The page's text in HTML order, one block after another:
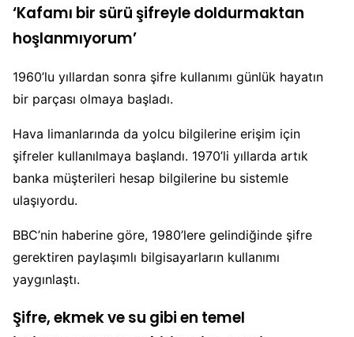
‘Kafamı bir sürü şifreyle doldurmaktan
hoşlanmıyorum’
1960’lu yıllardan sonra şifre kullanımı günlük hayatın
bir parçası olmaya başladı.
Hava limanlarında da yolcu bilgilerine erişim için
şifreler kullanılmaya başlandı. 1970’li yıllarda artık
banka müşterileri hesap bilgilerine bu sistemle
ulaşıyordu.
BBC’nin haberine göre, 1980’lere gelindiğinde şifre
gerektiren paylaşımlı bilgisayarların kullanımı
yaygınlaştı.
Şifre, ekmek ve su gibi en temel